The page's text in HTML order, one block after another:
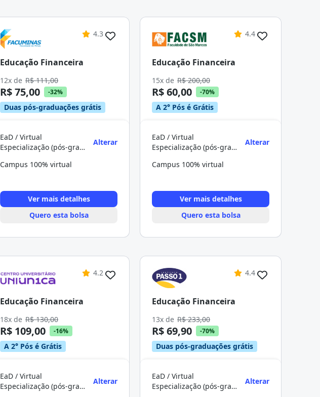
4.3
Educação Financeira
12x de R$ 111,00
R$ 75,00 -32%
Duas pós-graduações grátis
EaD / Virtual
Especialização (pós-graduação)
Alterar
Campus 100% virtual
Ver mais detalhes
Quero esta bolsa
4.4
Educação Financeira
15x de R$ 200,00
R$ 60,00 -70%
A 2° Pós é Grátis
EaD / Virtual
Especialização (pós-graduação)
Alterar
Campus 100% virtual
Ver mais detalhes
Quero esta bolsa
4.2
Educação Financeira
18x de R$ 130,00
R$ 109,00 -16%
A 2° Pós é Grátis
EaD / Virtual
Especialização (pós-graduação)
Alterar
4.4
Educação Financeira
13x de R$ 233,00
R$ 69,90 -70%
Duas pós-graduações grátis
EaD / Virtual
Especialização (pós-graduação)
Alterar